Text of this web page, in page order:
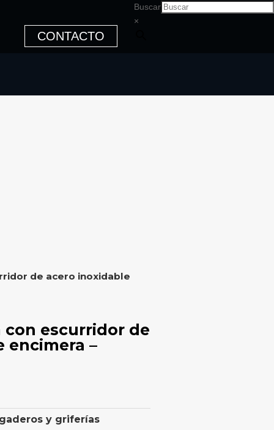
CONTACTO
Buscar
×
de acero inoxidable
con escurridor de
encimera –
y griferías